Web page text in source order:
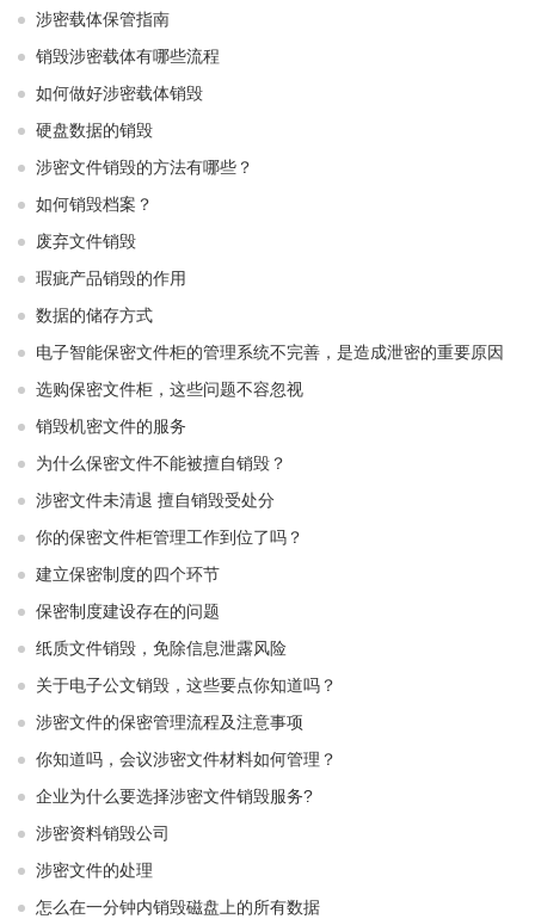
涉密载体保管指南
销毁涉密载体有哪些流程
如何做好涉密载体销毁
硬盘数据的销毁
涉密文件销毁的方法有哪些？
如何销毁档案？
废弃文件销毁
瑕疵产品销毁的作用
数据的储存方式
电子智能保密文件柜的管理系统不完善，是造成泄密的重要原因
选购保密文件柜，这些问题不容忽视
销毁机密文件的服务
为什么保密文件不能被擅自销毁？
涉密文件未清退 擅自销毁受处分
你的保密文件柜管理工作到位了吗？
建立保密制度的四个环节
保密制度建设存在的问题
纸质文件销毁，免除信息泄露风险
关于电子公文销毁，这些要点你知道吗？
涉密文件的保密管理流程及注意事项
你知道吗，会议涉密文件材料如何管理？
企业为什么要选择涉密文件销毁服务?
涉密资料销毁公司
涉密文件的处理
怎么在一分钟内销毁磁盘上的所有数据